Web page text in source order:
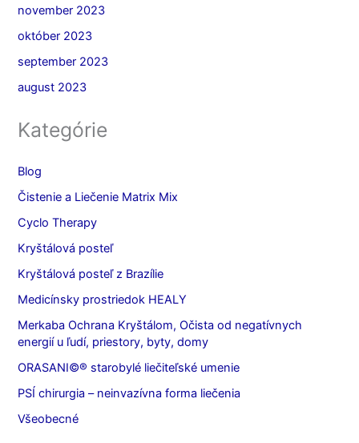
november 2023
október 2023
september 2023
august 2023
Kategórie
Blog
Čistenie a Liečenie Matrix Mix
Cyclo Therapy
Kryštálová posteľ
Kryštálová posteľ z Brazílie
Medicínsky prostriedok HEALY
Merkaba Ochrana Kryštálom, Očista od negatívnych
energií u ľudí, priestory, byty, domy
ORASANI©® starobylé liečiteľské umenie
PSÍ chirurgia – neinvazívna forma liečenia
Všeobecné